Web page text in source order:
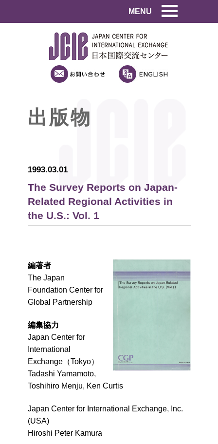
MENU
出版物
1993.03.01
The Survey Reports on Japan-
Related Regional Activities in
the U.S.: Vol. 1
編著者
The Japan
Foundation Center for
Global Partnership
編集協力
Japan Center for
International
Exchange（Tokyo）
Tadashi Yamamoto,
Toshihiro Menju, Ken Curtis
Japan Center for International Exchange, Inc.
(USA)
Hiroshi Peter Kamura